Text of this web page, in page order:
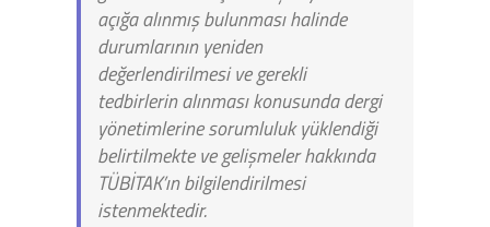
açığa alınmış bulunması halinde
durumlarının yeniden
değerlendirilmesi ve gerekli
tedbirlerin alınması konusunda dergi
yönetimlerine sorumluluk yüklendiği
belirtilmekte ve gelişmeler hakkında
TÜBİTAK’ın bilgilendirilmesi
istenmektedir.